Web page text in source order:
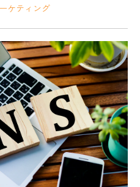
ケティング